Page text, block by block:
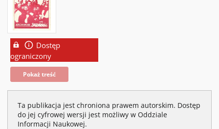
Dostęp
ograniczony
Pokaż treść
Ta publikacja jest chroniona prawem autorskim. Dostęp
do jej cyfrowej wersji jest możliwy w Oddziale
Informacji Naukowej.